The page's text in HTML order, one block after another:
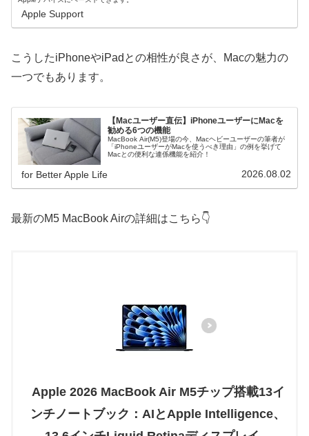
Apple Support
こうしたiPhoneやiPadとの相性が良さが、Macの魅力の
一つでもあります。
【Macユーザー直伝】iPhoneユーザーにMacを
勧める6つの機能
MacBook Air(M5)登場の今、Macヘビーユーザーの筆者が
「iPhoneユーザーがMacを使うべき理由」の例を挙げて
Macとの便利な連係機能を紹介！
for Better Apple Life 2026.08.02
最新のM5 MacBook Airの詳細はこちら👇
Apple 2026 MacBook Air M5チップ搭載13イ
ンチノートブック：AIとApple Intelligence、